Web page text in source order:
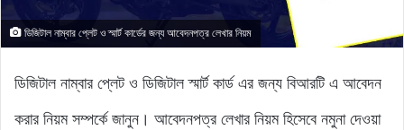
ডিজিটাল নাম্বার প্লেট ও স্মার্ট কার্ডের জন্য আবেদনপত্র লেখার নিয়ম
ডিজিটাল নাম্বার প্লেট ও ডিজিটাল স্মার্ট কার্ড এর জন্য বিআরটি এ আবেদন
করার নিয়ম সম্পর্কে জানুন। আবেদনপত্র লেখার নিয়ম হিসেবে নমুনা দেওয়া